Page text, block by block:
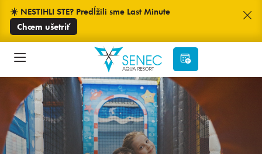
☀️ NESTIHLI STE? Predĺžili sme Last Minute
Chcem ušetriť